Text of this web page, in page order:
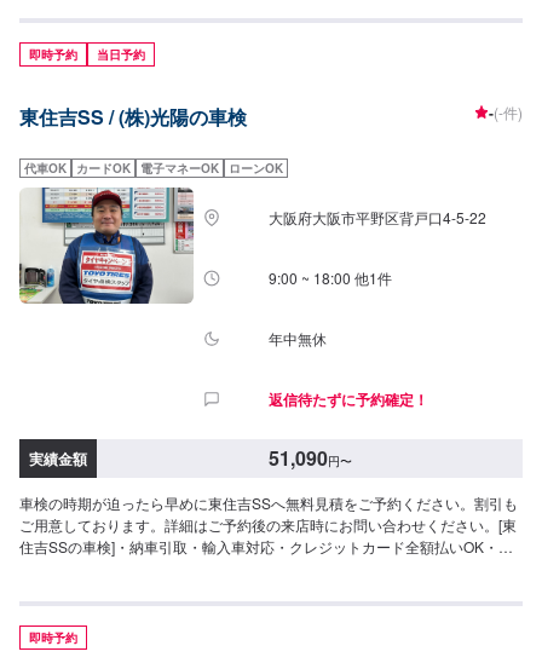
フティ車検基本料40,740円（2日で納車）
即時予約 当日予約
東住吉SS / (株)光陽の車検 -(-件)
代車OK カードOK 電子マネーOK ローンOK
大阪府大阪市平野区背戸口4-5-22
9:00 ~ 18:00 他1件
年中無休
返信待たずに予約確定！
実績金額 51,090円〜
車検の時期が迫ったら早めに東住吉SSへ無料見積をご予約ください。割引も
ご用意しております。詳細はご予約後の来店時にお問い合わせください。[東
住吉SSの車検]・納車引取・輸入車対応・クレジットカード全額払いOK・無
3,000円引2ヶ月前2,000円引1ヶ月前1,000円引②新車初回割引2,000円引③ハ
イブリッド車割引2,000円引④前回リピート割引1,000円引⑤当店初めて割引
1,000円引⑥代車不要割引1,000円引⑦入庫日即決割引1,000円⑧お得意様会
即時予約